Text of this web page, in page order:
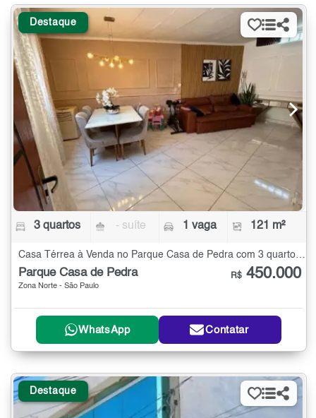
Destaque
3 quartos - suíte 1 vaga 121 m²
Casa Térrea à Venda no Parque Casa de Pedra com 3 quartos - 121 m²
Parque Casa de Pedra
Zona Norte - São Paulo
R$ 450.000
WhatsApp Contatar
Destaque